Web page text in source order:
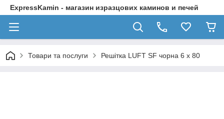
ExpressKamin - магазин изразцових каминов и печей
Товари та послуги Решітка LUFT SF чорна 6 x 80